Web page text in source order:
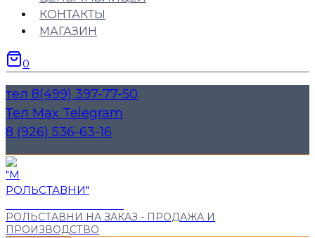
КОНТАКТЫ
МАГАЗИН
0
тел 8(499) 397-77-50
Тел Max Telegram
8 (926) 536-63-16
РОЛЬСТАВНИ НА ЗАКАЗ - ПРОДАЖА И
ПРОИЗВОДСТВО